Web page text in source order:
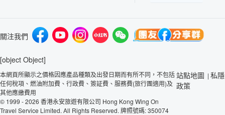
關注我們
[object Object]
本網頁所顯示之價格因應產品種類及出發日期而有所不同，不包括
任何稅項、燃油附加費、行政費、簽証費、服務費(旅行團適用)及
其他應繳費用
© 1999 - 2026 香港永安旅遊有限公司 Hong Kong Wing On
Travel Service Limited. All Rights Reserved. 牌照號碼: 350074
站點地圖 | 私隱
政策